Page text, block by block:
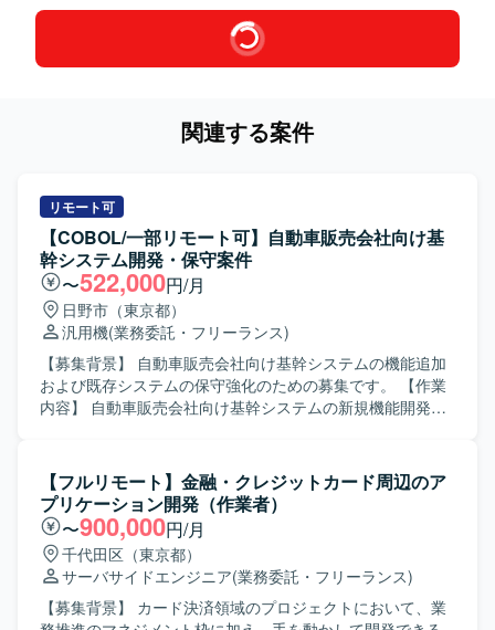
関連する案件
リモート可
【COBOL/一部リモート可】自動車販売会社向け基
幹システム開発・保守案件
〜522,000円/月
日野市（東京都）
汎用機(業務委託・フリーランス)
【募集背景】 自動車販売会社向け基幹システムの機能追加
および既存システムの保守強化のための募集です。 【作業
内容】 自動車販売会社向け基幹システムの新規機能開発お
修作業を担当していただきます。 COBOLを用いた設計～開
発、テストまで一連の工程をお任せいたします。 【求める
人物像】 業務システム開発において主体的にタスクを遂行
できる方を求めています。 既存システムの仕様を理解しな
がら、関係者とコミュニケーションを取りつつ着実に開
発・改修を進められる方が望ましいです。 【ポジションの
魅力】 基幹システムの開発・保守を通じて、業務フローや
【フルリモート】金融・クレジットカード周辺のア
プリケーション開発（作業者）
〜900,000円/月
千代田区（東京都）
サーバサイドエンジニア(業務委託・フリーランス)
【募集背景】 カード決済領域のプロジェクトにおいて、業